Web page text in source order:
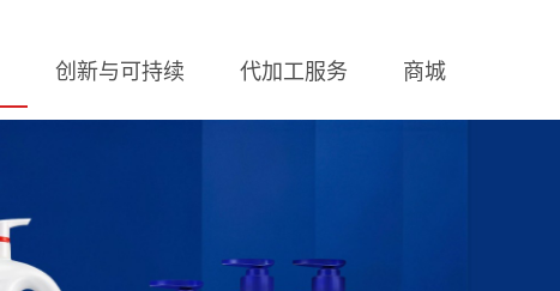
创新与可持续 代加工服务 商城